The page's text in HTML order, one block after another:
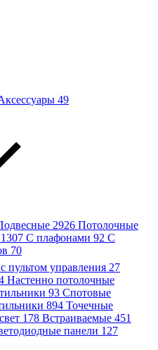
49
2926 Потолочные
1307 С плафонами 92 С
70
пультом управления 27
Настенно потолочные
93 Спотовые
894 Точечные
178 Встраиваемые 451
панели 127